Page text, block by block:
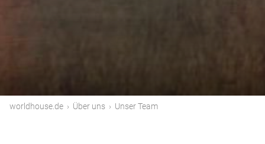
worldhouse.de › Über uns › Unser Team